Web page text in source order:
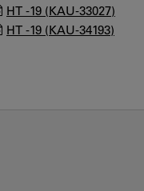
HT -19 (KAU-33027)
HT -19 (KAU-34193)